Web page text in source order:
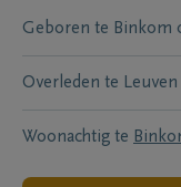
Geboren te Binkom
Overleden te Leuven
Woonachtig te